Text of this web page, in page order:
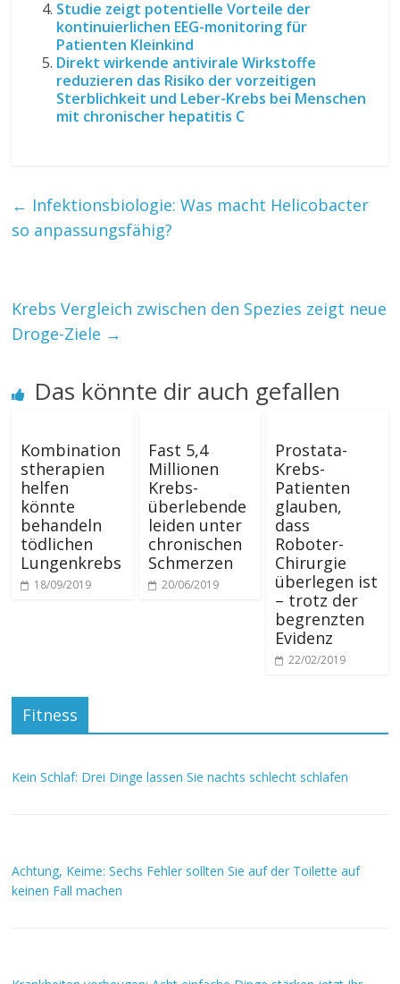
Studie zeigt potentielle Vorteile der
kontinuierlichen EEG-monitoring für
Patienten Kleinkind
Direkt wirkende antivirale Wirkstoffe
reduzieren das Risiko der vorzeitigen
Sterblichkeit und Leber-Krebs bei Menschen
mit chronischer hepatitis C
← Infektionsbiologie: Was macht Helicobacter
so anpassungsfähig?
Krebs Vergleich zwischen den Spezies zeigt neue
Droge-Ziele →
Das könnte dir auch gefallen
Kombination
stherapien
helfen
könnte
behandeln
tödlichen
Lungenkrebs
18/09/2019
Fast 5,4
Millionen
Krebs-
überlebende
leiden unter
chronischen
Schmerzen
20/06/2019
Prostata-
Krebs-
Patienten
glauben,
dass
Roboter-
Chirurgie
überlegen ist
– trotz der
begrenzten
Evidenz
22/02/2019
Fitness
Kein Schlaf: Drei Dinge lassen Sie nachts schlecht schlafen
Achtung, Keime: Sechs Fehler sollten Sie auf der Toilette auf
keinen Fall machen